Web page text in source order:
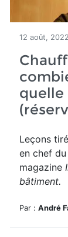
12 août, 2022
quelle
Leçons
en chef du
magazine
bâtiment.
Par : André